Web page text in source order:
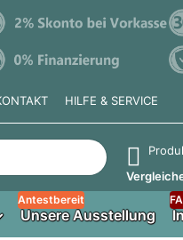
HILFE & SERVICE
Drücken Sie die
Unsere Ausstellung
Antestbereit